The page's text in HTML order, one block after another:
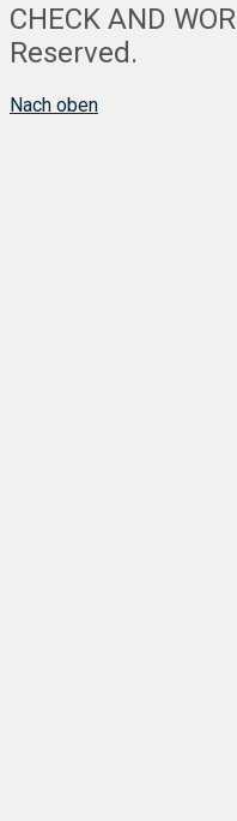
CHECK AND
Reserved.
Nach oben